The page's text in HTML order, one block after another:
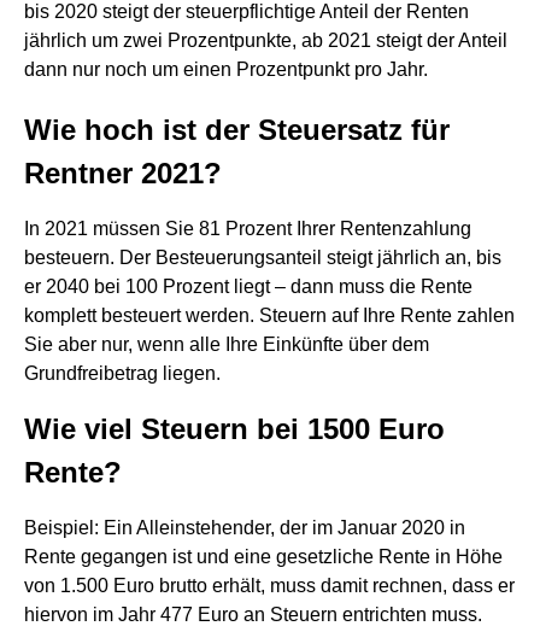
bis 2020 steigt der steuerpflichtige Anteil der Renten
jährlich um zwei Prozentpunkte, ab 2021 steigt der Anteil
dann nur noch um einen Prozentpunkt pro Jahr.
Wie hoch ist der Steuersatz für
Rentner 2021?
In 2021 müssen Sie 81 Prozent Ihrer Rentenzahlung
besteuern. Der Besteuerungsanteil steigt jährlich an, bis
er 2040 bei 100 Prozent liegt – dann muss die Rente
komplett besteuert werden. Steuern auf Ihre Rente zahlen
Sie aber nur, wenn alle Ihre Einkünfte über dem
Grundfreibetrag liegen.
Wie viel Steuern bei 1500 Euro
Rente?
Beispiel: Ein Alleinstehender, der im Januar 2020 in
Rente gegangen ist und eine gesetzliche Rente in Höhe
von 1.500 Euro brutto erhält, muss damit rechnen, dass er
hiervon im Jahr 477 Euro an Steuern entrichten muss.